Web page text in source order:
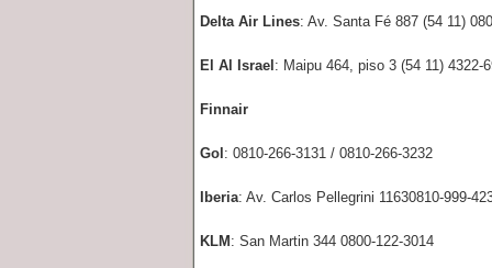
Delta Air Lines: Av. Santa Fé 887 (54 11)
El Al Israel : Maipu 464, piso 3 (54 11) 4322-
Finnair
Gol : 0810-266-3131 / 0810-266-3232
Iberia: Av. Carlos Pellegrini 11630810-999-
KLM : San Martin 344 0800-122-3014